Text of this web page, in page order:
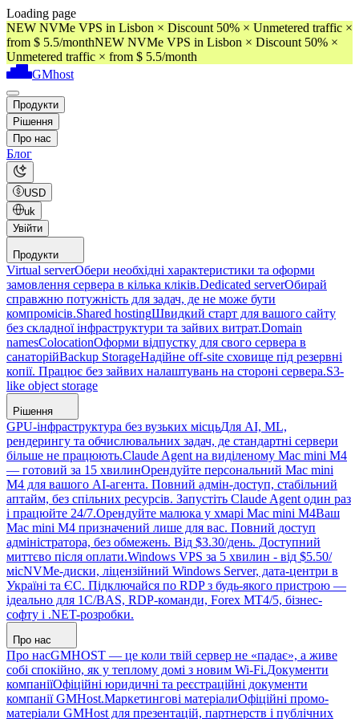
Loading page
NEW NVMe VPS in Lisbon × Discount 50% × Unmetered traffic ×
from $ 5.5/monthNEW NVMe VPS in Lisbon × Discount 50% ×
Unmetered traffic × from $ 5.5/month
GMhost
Продукти
Рішення
Про нас
Блог
USD
uk
Увійти
Продукти
Virtual serverОбери необхідні характеристики та оформи
замовлення сервера в кілька кліків.Dedicated serverОбирай
справжню потужність для задач, де не може бути
компромісів.Shared hostingШвидкий старт для вашого сайту
без складної інфраструктури та зайвих витрат.Domain
namesColocationОформи відпустку для свого сервера в
санаторійBackup StorageНадійне off-site сховище під резервні
копії. Працює без зайвих налаштувань на стороні сервера.S3-
like object storage
Рішення
GPU-інфраструктура без вузьких місцьДля AI, ML,
рендерингу та обчислювальних задач, де стандартні сервери
більше не працюють.Claude Agent на виділеному Mac mini M4
— готовий за 15 хвилинОрендуйте персональний Mac mini
M4 для вашого AI-агента. Повний адмін-доступ, стабільний
аптайм, без спільних ресурсів. Запустіть Claude Agent один раз
і працюйте 24/7.Орендуйте малюка у хмарі Mac mini M4Ваш
Mac mini M4 призначений лише для вас. Повний доступ
адміністратора, без обмежень. Від $3.30/день. Доступний
миттєво після оплати.Windows VPS за 5 хвилин - від $5.50/
місNVMe-диски, ліцензійний Windows Server, дата-центри в
Україні та ЄС. Підключайся по RDP з будь-якого пристрою —
ідеально для 1С/BAS, RDP-команди, Forex MT4/5, бізнес-
софту і .NET-розробки.
Про нас
Про насGMHOST — це коли твій сервер не «падає», а живе
собі спокійно, як у теплому домі з новим Wi-Fi.Документи
компаніїОфіційні юридичні та реєстраційні документи
компанії GMHost.Маркетингові матеріалиОфіційні промо-
матеріали GMHost для презентацій, партнерств і публічних